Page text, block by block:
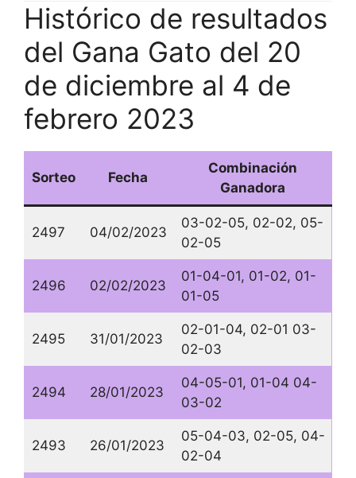
Histórico de resultados
del Gana Gato del 20
de diciembre al 4 de
febrero 2023
Sorteo Fecha
Combinación
Ganadora
2497 04/02/2023
03-02-05, 02-02, 05-
02-05
2496 02/02/2023
01-04-01, 01-02, 01-
01-05
2495 31/01/2023
02-01-04, 02-01 03-
02-03
2494 28/01/2023
04-05-01, 01-04 04-
03-02
2493 26/01/2023
05-04-03, 02-05, 04-
02-04